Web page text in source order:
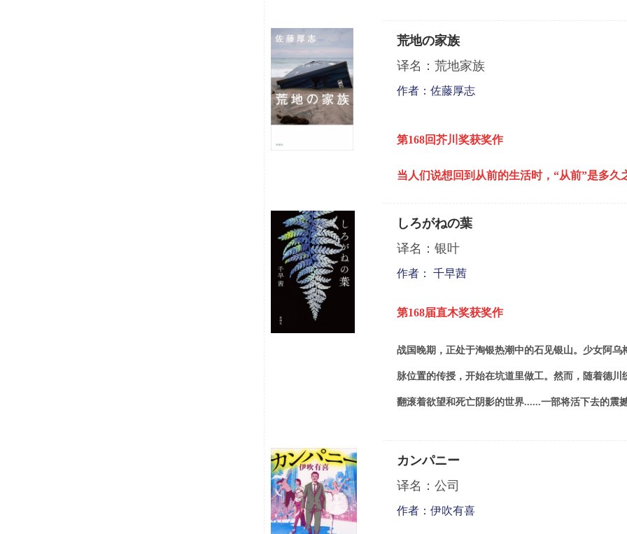
荒地の家族
译名：荒地家族
作者：佐藤厚志
第168回芥川奖获奖作
当人们说想回到从前的生活时，“从前”是多久
しろがねの葉
译名：银叶
作者： 千早茜
第168届直木奖获奖作
战国晚期，正处于淘银热潮中的石见银山。少女阿
脉位置的传授，开始在坑道里做工。然而，随着德
翻滚着欲望和死亡阴影的世界......一部将活下去的震
カンパニー
译名：公司
作者：伊吹有喜